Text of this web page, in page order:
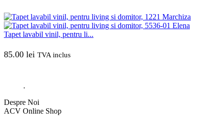
Tapet lavabil vinil, pentru li...
85.00 lei TVA inclus
.
Despre Noi
ACV Online Shop